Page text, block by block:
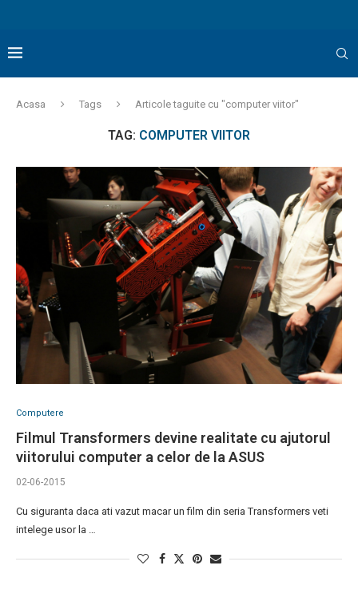
Acasa Tags Articole taguite cu "computer viitor"
TAG: COMPUTER VIITOR
Computere
Filmul Transformers devine realitate cu ajutorul
viitorului computer a celor de la ASUS
02-06-2015
Cu siguranta daca ati vazut macar un film din seria Transformers veti
intelege usor la …